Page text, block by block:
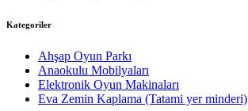
Kategoriler
Ahşap Oyun Parkı
Anaokulu Mobilyaları
Elektronik Oyun Makinaları
Eva Zemin Kaplama (Tatami yer minderi)